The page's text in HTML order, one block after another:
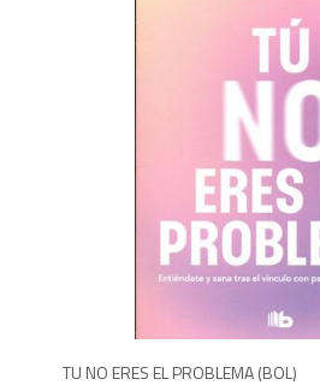
TU NO ERES EL PROBLEMA (BOL)